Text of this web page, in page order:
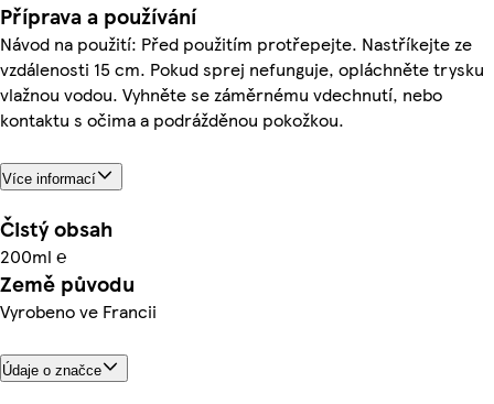
Příprava a používání
Návod na použití: Před použitím protřepejte. Nastříkejte ze
vzdálenosti 15 cm. Pokud sprej nefunguje, opláchněte trysku
vlažnou vodou. Vyhněte se záměrnému vdechnutí, nebo
kontaktu s očima a podrážděnou pokožkou.
Více informací
Čistý obsah
200ml ℮
Země původu
Vyrobeno ve Francii
Údaje o značce